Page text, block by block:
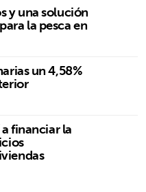
y una solución
la pesca en
un 4,58%
financiar la